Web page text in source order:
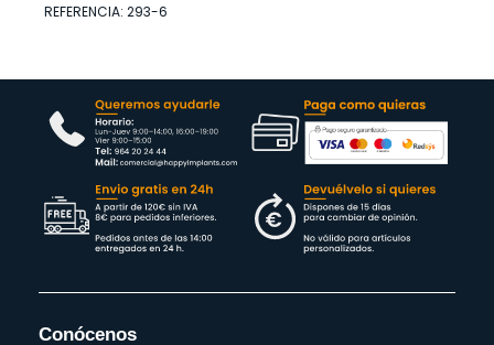
REFERENCIA: 293-6
Conócenos